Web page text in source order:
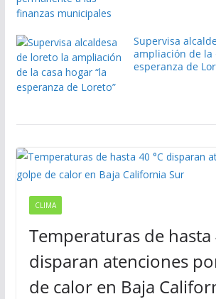
Supervisa
ampliación de la
esperanza de
CLIMA
Temperaturas de hasta
disparan atenciones
de calor en Baja